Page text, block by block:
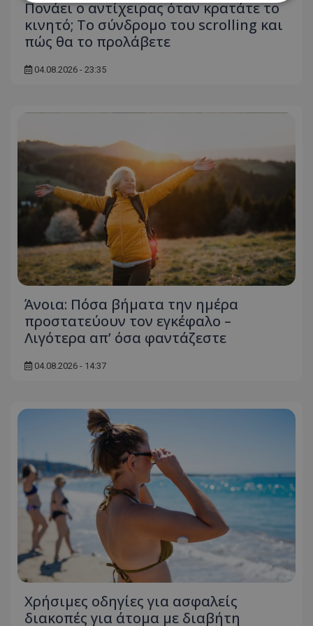
Πονάει ο αντίχειρας όταν κρατάτε το
κινητό; Το σύνδρομο του scrolling και
πώς θα το προλάβετε
04.08.2026 - 23:35
Άνοια: Πόσα βήματα την ημέρα
προστατεύουν τον εγκέφαλο –
Λιγότερα απ’ όσα φαντάζεστε
04.08.2026 - 14:37
Χρήσιμες οδηγίες για ασφαλείς
διακοπές για άτομα με διαβήτη
Απολύτως απαραίτητα
Απόδοσης
Στόχευσης
χωρίς τα απολύτως απαραίτητα cookies.
Ονοματεπώνυμο
Προμηθευτής/Πεδίο
.lifenewscy.tothemaonline.com
ASP.NET_SessionId
Microsoft Corporation
VISITOR_PRIVACY_METADATA
YouTube
.youtube.com